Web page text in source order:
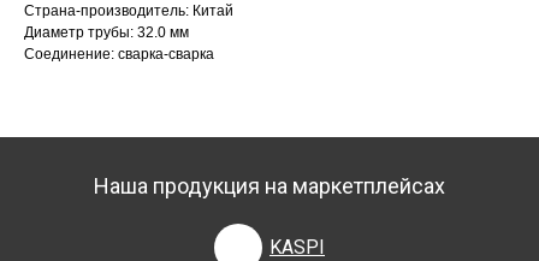
Страна-производитель: Китай
Диаметр трубы: 32.0 мм
Соединение: сварка-сварка
Наша продукция на маркетплейсах
KASPI